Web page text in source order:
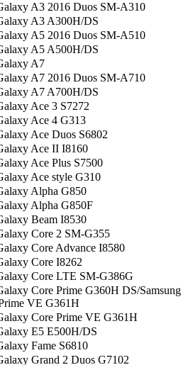
A3 2016 Duos SM-A310
A3 A300H/DS
A5 2016 Duos SM-A510
A5 A500H/DS
A7
A7 2016 Duos SM-A710
A7 A700H/DS
Ace 3 S7272
Ace 4 G313
Ace Duos S6802
Ace II I8160
Ace Plus S7500
Ace style G310
Alpha G850
Alpha G850F
Beam I8530
Core 2 SM-G355
Core Advance I8580
Core I8262
Core LTE SM-G386G
Core Prime G360H DS/Samsung
VE G361H
Core Prime VE G361H
E5 E500H/DS
Fame S6810
Grand 2 Duos G7102